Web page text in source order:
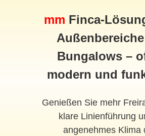
mm Finca-
Bungalows –
modern und
Genießen Sie mehr
klare Linienführung
angenehmes Klima